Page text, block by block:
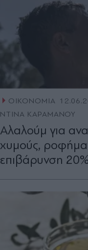
ΟΙΚΟΝΟΜΙΑ
ΝΤΙΝΑ ΚΑΡΑΜΑΝΟΥ
Αλαλούµ για
χυµούς,
επιβάρυνση